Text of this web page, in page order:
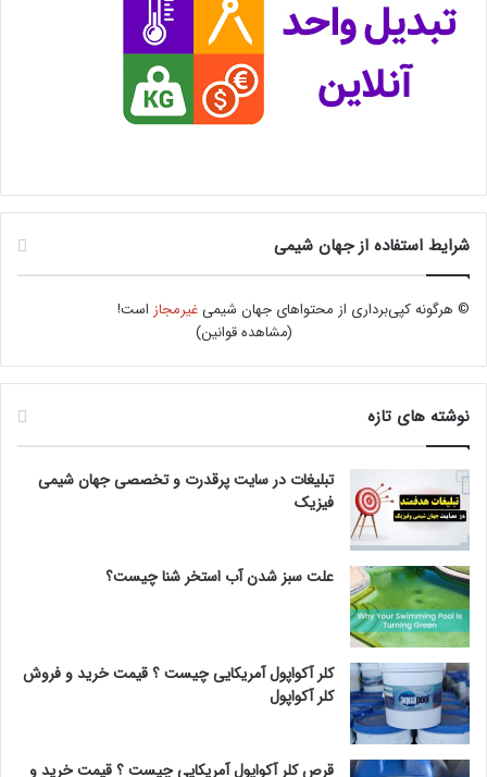
شرایط استفاده از جهان شیمی
© هرگونه کپی‌برداری از محتواهای جهان شیمیغیرمجاز است!
(مشاهده قوانین)
نوشته های تازه
تبلیغات در سایت پرقدرت و تخصصی جهان شیمی
فیزیک
علت سبز شدن آب استخر شنا چیست؟
کلر آکواپول آمریکایی چیست ؟ قیمت خرید و فروش
کلر آکواپول
قرص کلر آکواپول آمریکایی چیست ؟ قیمت خرید و